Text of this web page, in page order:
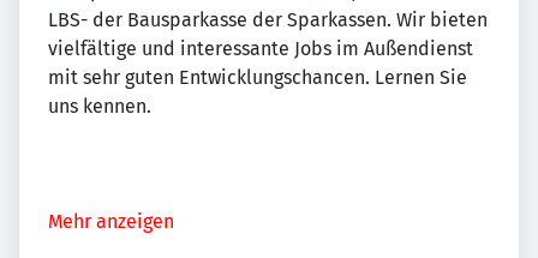
LBS- der Bausparkasse der Sparkassen. Wir bieten
vielfältige und interessante Jobs im Außendienst
mit sehr guten Entwicklungschancen. Lernen Sie
uns kennen.
Mehr anzeigen